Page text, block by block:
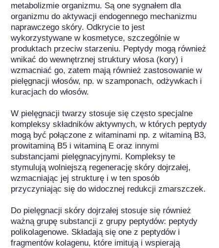
metabolizmie organizmu. Są one sygnałem dla
organizmu do aktywacji endogennego mechanizmu
naprawczego skóry. Odkrycie to jest
wykorzystywane w kosmetyce, szczególnie w
produktach przeciw starzeniu. Peptydy mogą również
wnikać do wewnętrznej struktury włosa (kory) i
wzmacniać go, zatem mają również zastosowanie w
pielęgnacji włosów, np. w szamponach, odżywkach i
kuracjach do włosów.
W pielęgnacji twarzy stosuje się często specjalne
kompleksy składników aktywnych, w których peptydy
mogą być połączone z witaminami np. z witaminą B3,
prowitaminą B5 i witaminą E oraz innymi
substancjami pielęgnacyjnymi. Kompleksy te
stymulują wolniejszą regenerację skóry dojrzałej,
wzmacniając jej strukturę i w ten sposób
przyczyniając się do widocznej redukcji zmarszczek.
Do pielęgnacji skóry dojrzałej stosuje się również
ważną grupę substancji z grupy peptydów: peptydy
polikolagenowe. Składają się one z peptydów i
fragmentów kolagenu, które imitują i wspierają